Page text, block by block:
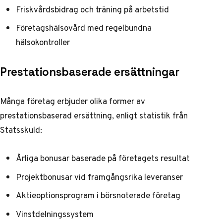
Friskvårdsbidrag och träning på arbetstid
Företagshälsovård med regelbundna
hälsokontroller
Prestationsbaserade ersättningar
Många företag erbjuder olika former av
prestationsbaserad ersättning, enligt statistik från
Statsskuld:
Årliga bonusar baserade på företagets resultat
Projektbonusar vid framgångsrika leveranser
Aktieoptionsprogram i börsnoterade företag
Vinstdelningssystem